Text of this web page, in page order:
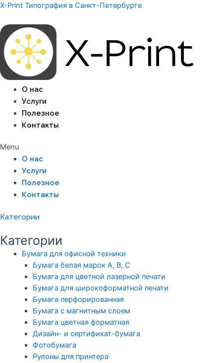
Перейти
содержимому
X-Print Типография в Санкт-Петербурге
О нас
Услуги
Полезное
Контакты
Menu
О нас
Услуги
Полезное
Контакты
Категории
Категории
Бумага для офисной техники
Бумага белая марок А, В, С
Бумага для цветной лазерной печати
Бумага для широкоформатной печати
Бумага перфорированная
Бумага с магнитным слоем
Бумага цветная форматная
Дизайн- и сертификат-бумага
Фотобумага
Рулоны для принтера